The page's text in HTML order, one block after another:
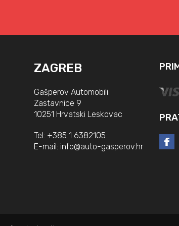
ZAGREB
Gašperov Automobili
Zastavnice 9
10251 Hrvatski Leskovac
Tel: +385 1 6382105
E-mail: info@auto-gasperov.hr